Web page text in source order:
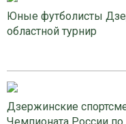
Юные футболисты
областной турнир
Дзержинские